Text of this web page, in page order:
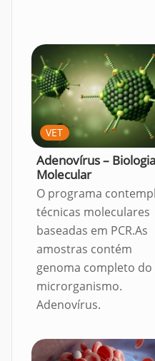
VET
Adenovírus – Biologia
Molecular
O programa
técnicas moleculares
baseadas em PCR.As
amostras contém
genoma completo do
microrganismo.
Adenovírus.